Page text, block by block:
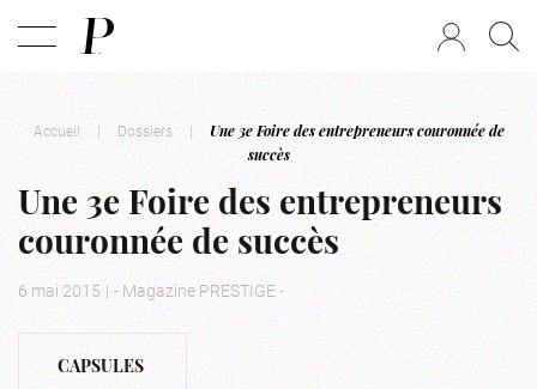
Accueil | Dossiers |
Une 3e Foire des entrepreneurs couronnée de
succès
Une 3e Foire des entrepreneurs
couronnée de succès
6 mai 2015 | - Magazine PRESTIGE -
CAPSULES